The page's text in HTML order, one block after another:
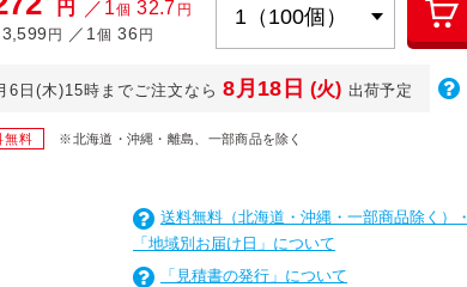
円 ／1個 32.7 円
3,599 円 ／1 個 36 円
6日(木)15時までご注文なら 8月18日 (火) 出荷予定
無料 ※北海道・沖縄・離島、一部商品を除く
送料無料（北海道・沖縄・一部商品除く）・
「地域別お届け日」について
「見積書の発行」について